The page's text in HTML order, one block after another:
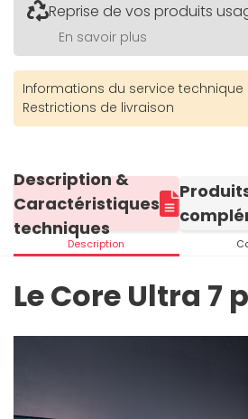
Reprise de vos produits
En savoir plus
Informations du service technique
Restrictions de livraison
Description &
Caractéristiques
techniques
Description
Le Core Ultra 7